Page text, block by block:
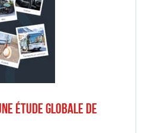
étude globale de